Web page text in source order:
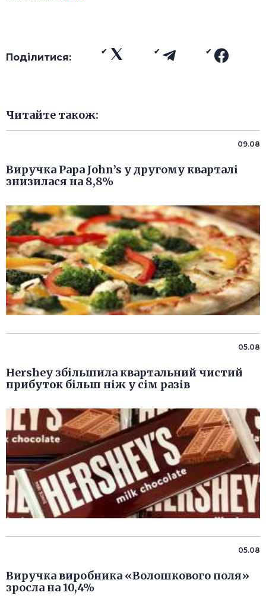
Поділитися:
Читайте також:
09.08
Виручка Papa John’s у другому кварталі
знизилася на 8,8%
05.08
Hershey збільшила квартальний чистий
прибуток більш ніж у сім разів
05.08
Виручка виробника «Волошкового поля»
зросла на 10,4%